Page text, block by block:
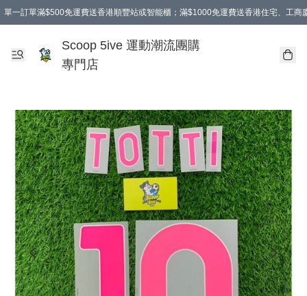
單一訂單滿$500免運費送香港順豐站或智能櫃；滿$1000免運費送香港住宅、工商
Scoop 5ive 運動潮流團購
專門店